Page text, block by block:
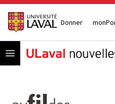
Donner
Open menu